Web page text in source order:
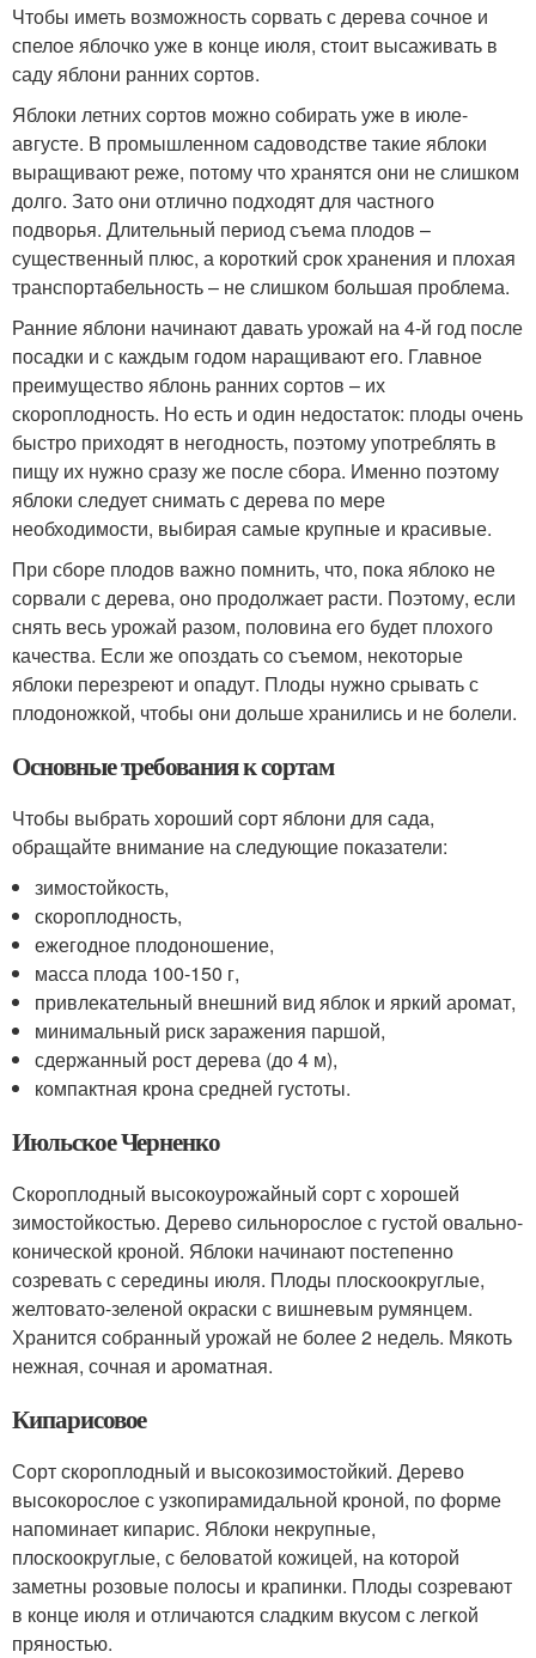
Чтобы иметь возможность сорвать с дерева сочное и
спелое яблочко уже в конце июля, стоит высаживать в
саду яблони ранних сортов.
Яблоки летних сортов можно собирать уже в июле-
августе. В промышленном садоводстве такие яблоки
выращивают реже, потому что хранятся они не слишком
долго. Зато они отлично подходят для частного
подворья. Длительный период съема плодов –
существенный плюс, а короткий срок хранения и плохая
транспортабельность – не слишком большая проблема.
Ранние яблони начинают давать урожай на 4-й год после
посадки и с каждым годом наращивают его. Главное
преимущество яблонь ранних сортов – их
скороплодность. Но есть и один недостаток: плоды очень
быстро приходят в негодность, поэтому употреблять в
пищу их нужно сразу же после сбора. Именно поэтому
яблоки следует снимать с дерева по мере
необходимости, выбирая самые крупные и красивые.
При сборе плодов важно помнить, что, пока яблоко не
сорвали с дерева, оно продолжает расти. Поэтому, если
снять весь урожай разом, половина его будет плохого
качества. Если же опоздать со съемом, некоторые
яблоки перезреют и опадут. Плоды нужно срывать с
плодоножкой, чтобы они дольше хранились и не болели.
Основные требования к сортам
Чтобы выбрать хороший сорт яблони для сада,
обращайте внимание на следующие показатели:
зимостойкость,
скороплодность,
ежегодное плодоношение,
масса плода 100-150 г,
привлекательный внешний вид яблок и яркий аромат,
минимальный риск заражения паршой,
сдержанный рост дерева (до 4 м),
компактная крона средней густоты.
Июльское Черненко
Скороплодный высокоурожайный сорт с хорошей
зимостойкостью. Дерево сильнорослое с густой овально-
конической кроной. Яблоки начинают постепенно
созревать с середины июля. Плоды плоскоокруглые,
желтовато-зеленой окраски с вишневым румянцем.
Хранится собранный урожай не более 2 недель. Мякоть
нежная, сочная и ароматная.
Кипарисовое
Сорт скороплодный и высокозимостойкий. Дерево
высокорослое с узкопирамидальной кроной, по форме
напоминает кипарис. Яблоки некрупные,
плоскоокруглые, с беловатой кожицей, на которой
заметны розовые полосы и крапинки. Плоды созревают
в конце июля и отличаются сладким вкусом с легкой
пряностью.